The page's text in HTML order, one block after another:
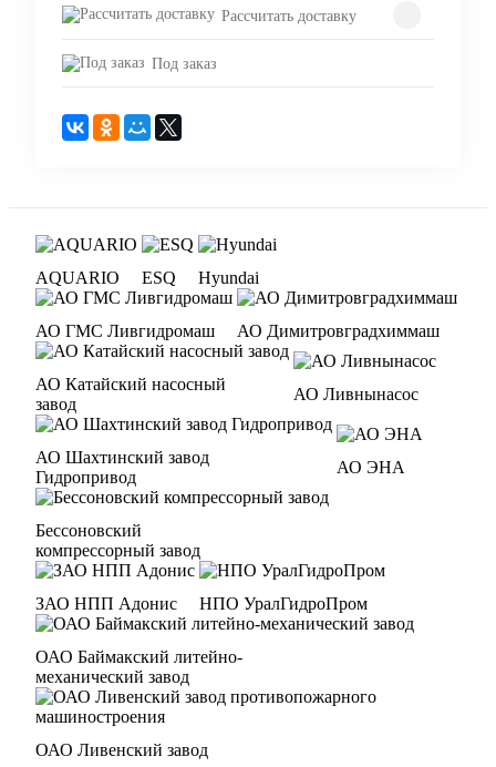
Рассчитать доставку
Под заказ
AQUARIO ESQ Hyundai
АО ГМС Ливгидромаш АО Димитровградхиммаш
АО Катайский насосный
завод
АО Ливнынасос
АО Шахтинский завод
Гидропривод
АО ЭНА
Бессоновский
компрессорный завод
ЗАО НПП Адонис НПО УралГидроПром
ОАО Баймакский литейно-
механический завод
ОАО Ливенский завод